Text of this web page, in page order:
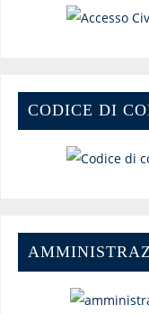
CODICE DI